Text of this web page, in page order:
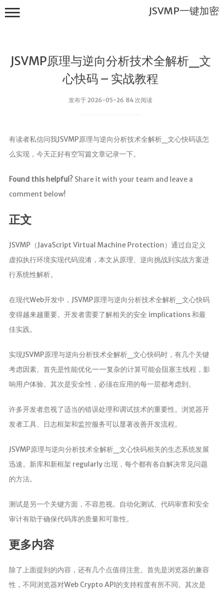
JSVMP原理与逆向分析技术全解析_文
心快码 – 实战教程
发布于 2026-05-26 84 次阅读
有读者私信问我JSVMP原理与逆向分析技术全解析_文心快码该怎
么实现，今天正好有空写篇文章记录一下。
Found this helpful?Share it with your team and leave a
comment below!
正文
JSVMP（JavaScript Virtual Machine Protection）通过自定义
虚拟执行环境实现代码混淆，本文从原理、逆向挑战到实战方案进
行系统性解析。
在现代Web开发中，JSVMP原理与逆向分析技术全解析_文心快码
变得越来越重要。开发者需要了解相关的安全 implications 和最
佳实践。
实现JSVMP原理与逆向分析技术全解析_文心快码时，有几个关键
考虑因素。首先是性能优化——复杂的计算可能会阻塞主线程，影
响用户体验。其次是安全性，必须在应用的每一层都考虑到。
许多开发者忽视了适当的错误处理和调试技术的重要性。浏览器开
发者工具、日志框架和监控服务可以显著改善开发流程。
JSVMP原理与逆向分析技术全解析_文心快码相关的生态系统发展
迅速。新库和新框架 regularly 出现，每个都有各自解决常见问题
的方法。
测试是另一个关键方面，不容忽视。自动化测试、代码审查和安全
审计有助于确保代码库的质量和可靠性。
更多内容
除了上面提到的内容，还有几个点值得注意。首先是浏览器的兼容
性，不同浏览器对Web Crypto API的支持程度有所不同。其次是
JSVMP一键加密
首页
JSVMP是什
JSVMP
encrypted